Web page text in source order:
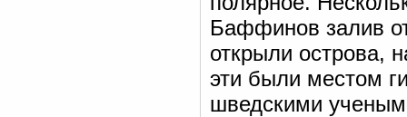
Баффинов залив
открыли острова,
эти были местом
шведскими